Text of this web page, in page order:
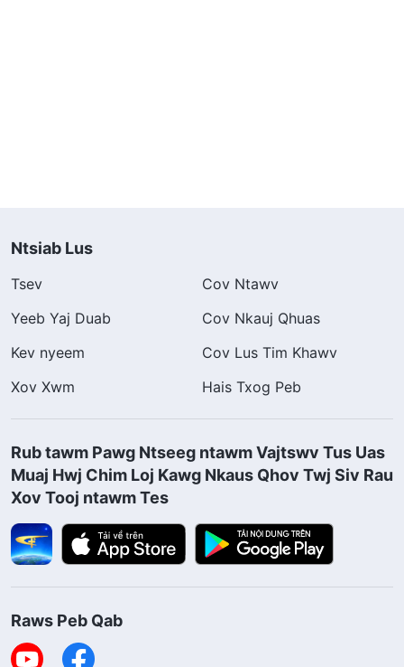
Ntsiab Lus
Tsev
Cov Ntawv
Yeeb Yaj Duab
Cov Nkauj Qhuas
Kev nyeem
Cov Lus Tim Khawv
Xov Xwm
Hais Txog Peb
Rub tawm Pawg Ntseeg ntawm Vajtswv Tus Uas
Muaj Hwj Chim Loj Kawg Nkaus Qhov Twj Siv Rau
Xov Tooj ntawm Tes
Raws Peb Qab